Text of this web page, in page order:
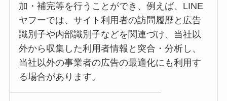
加・補完等を行うことができ、例えば、LINE
ヤフーでは、サイト利用者の訪問履歴と広告
識別子や内部識別子などを関連づけ、当社以
外から収集した利用者情報と突合・分析し、
当社以外の事業者の広告の最適化にも利用す
る場合があります。